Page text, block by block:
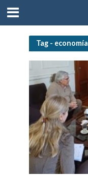
Tag - economía